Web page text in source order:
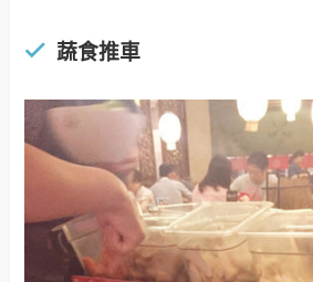
蔬食推車